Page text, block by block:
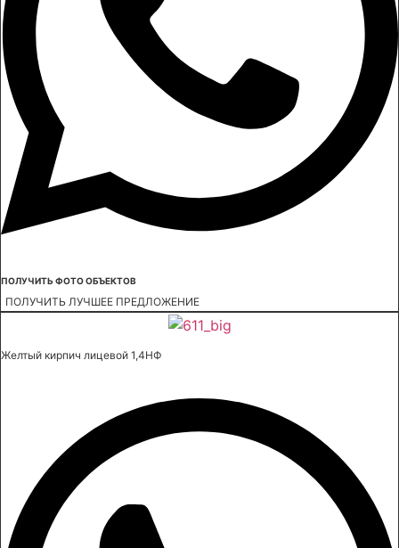
ПОЛУЧИТЬ ФОТО ОБЪЕКТОВ
ПОЛУЧИТЬ ЛУЧШЕЕ ПРЕДЛОЖЕНИЕ
Желтый кирпич лицевой 1,4НФ